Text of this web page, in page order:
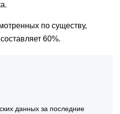
по существу,
60%.
данных за последние